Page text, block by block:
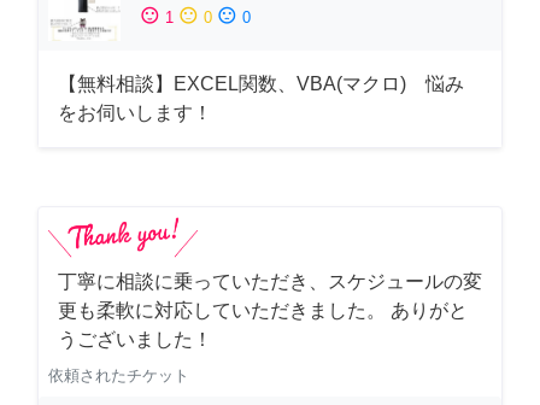
sentiment_satisfied 1 sentiment_neutral 0 sentiment_dissatisfied 0
【無料相談】EXCEL関数、VBA(マクロ) 悩み
をお伺いします！
丁寧に相談に乗っていただき、スケジュールの変
更も柔軟に対応していただきました。 ありがと
うございました！
依頼されたチケット